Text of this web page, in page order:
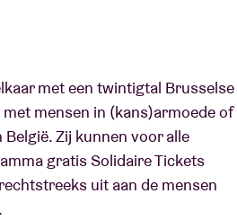
met een twintigtal Brusselse
mensen in (kans)armoede of
Zij kunnen voor alle
gratis Solidaire Tickets
uit aan de mensen